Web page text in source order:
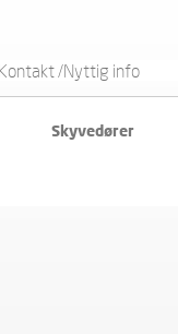
Skyvedører
Kontakt /Nyttig info